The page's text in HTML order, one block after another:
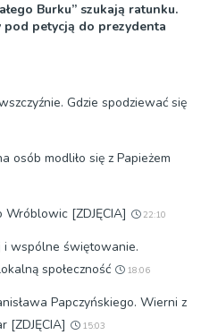
Burku” szukają ratunku.
petycją do prezydenta
Gdzie spodziewać się
osób modliło się z Papieżem
[ZDJĘCIA] 22:10
i wspólne świętowanie.
społeczność
18:06
Papczyńskiego. Wierni z
[ZDJĘCIA]
15:03